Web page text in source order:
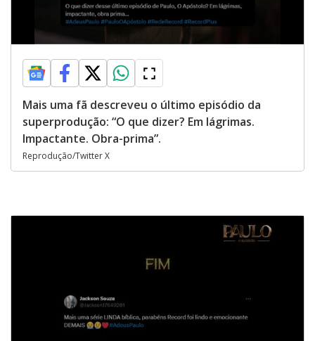
Mais uma fã descreveu o último episódio da
superprodução: “O que dizer? Em lágrimas.
Impactante. Obra-prima”.
Reprodução/Twitter X